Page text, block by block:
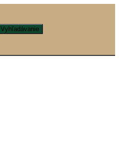
Vyhľadávanie